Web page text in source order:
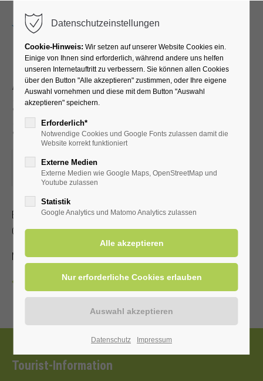
Akupressur –
Selbstbehandlung bei
Schmerzen
12.08.2025, 16:00–17:00
ORT: KURHALLE
Erlernen Sie die Selbstakupressur zur Linderung von Kopf-,
Gelenk- und Muskelschmerzen.
Mit gültiger Kur-/Einwohnerkarte 2,00 €, ohne 5,00 €.
Tourist-Information
Datenschutzeinstellungen
Cookie-Hinweis: Wir setzen auf unserer Website Cookies ein.
Einige von Ihnen sind erforderlich, während andere uns helfen
unseren Internetauftritt zu verbessern. Sie können allen Cookies
über den Button "Alle akzeptieren" zustimmen, oder Ihre eigene
Auswahl vornehmen und diese mit dem Button "Auswahl
akzeptieren" speichern.
Erforderlich*
Notwendige Cookies und Google Fonts zulassen damit die
Website korrekt funktioniert
Externe Medien
Externe Medien wie Google Maps, OpenStreetMap und
Youtube zulassen
Statistik
Google Analytics und Matomo Analytics zulassen
Datenschutz Impressum